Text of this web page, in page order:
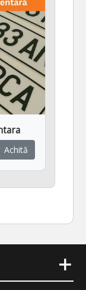
Achită
+